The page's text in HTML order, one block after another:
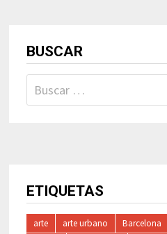
BUSCAR
Buscar:
ETIQUETAS
arte arte urbano Barcelona